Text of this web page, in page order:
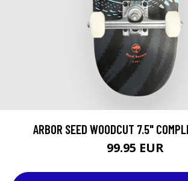
ARBOR SEED WOODCUT 7.5"
99.95 EUR